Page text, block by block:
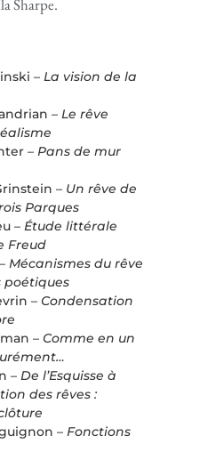
Sharpe.
– La vision de la
– Le rêve
– Pans de mur
– Un rêve de
Parques
– Étude littérale
Freud
Mécanismes du rêve
poétiques
– Condensation
– Comme en un
– De l’Esquisse à
des rêves :
– Fonctions